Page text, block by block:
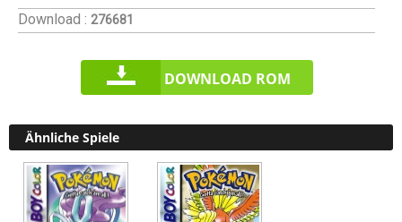
Download : 276681
DOWNLOAD ROM
Ähnliche Spiele